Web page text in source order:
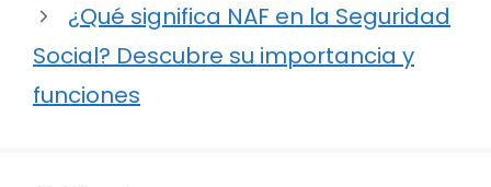
¿Qué significa NAF en la Seguridad
Social? Descubre su importancia y
funciones